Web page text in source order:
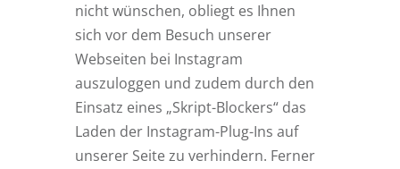
nicht wünschen, obliegt es Ihnen
sich vor dem Besuch unserer
Webseiten bei Instagram
auszuloggen und zudem durch den
Einsatz eines „Skript-Blockers“ das
Laden der Instagram-Plug-Ins auf
unserer Seite zu verhindern. Ferner